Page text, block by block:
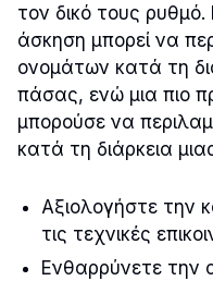
τον δικό τους ρυθμό.
άσκηση μπορεί να
ονομάτων κατά τη
πάσας, ενώ μια πιο
μπορούσε να
κατά τη διάρκεια
Αξιολογήστε την
τις τεχνικές
Ενθαρρύνετε την